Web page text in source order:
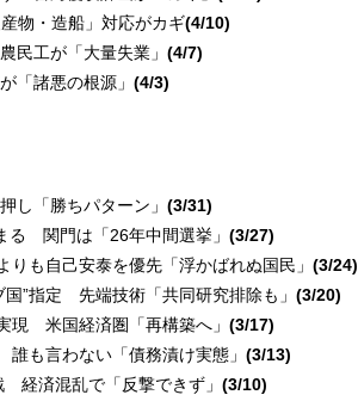
物・造船」対応がカギ(4/10)
工が「大量失業」 (4/7)
「諸悪の根源」 (4/3)
し「勝ちパターン」 (3/31)
る 関門は「26年中間選挙」 (3/27)
も自己安泰を優先「浮かばれぬ国民」 (3/24)
”指定 先端技術「共同研究排除も」 (3/20)
現 米国経済圏「再構築へ」 (3/17)
も言わない「債務漬け実態」 (3/13)
経済混乱で「反撃できず」 (3/10)